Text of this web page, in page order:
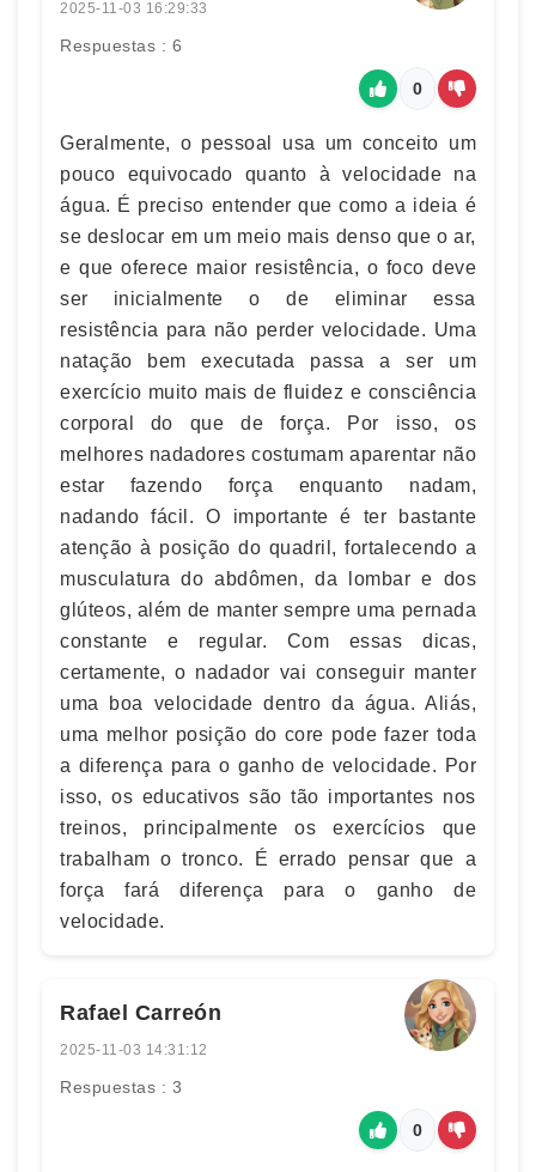
2025-11-03 16:29:33
Respuestas : 6
0
Geralmente, o pessoal usa um conceito um
pouco equivocado quanto à velocidade na
água. É preciso entender que como a ideia é
se deslocar em um meio mais denso que o ar,
e que oferece maior resistência, o foco deve
ser inicialmente o de eliminar essa
resistência para não perder velocidade. Uma
natação bem executada passa a ser um
exercício muito mais de fluidez e consciência
corporal do que de força. Por isso, os
melhores nadadores costumam aparentar não
estar fazendo força enquanto nadam,
nadando fácil. O importante é ter bastante
atenção à posição do quadril, fortalecendo a
musculatura do abdômen, da lombar e dos
glúteos, além de manter sempre uma pernada
constante e regular. Com essas dicas,
certamente, o nadador vai conseguir manter
uma boa velocidade dentro da água. Aliás,
uma melhor posição do core pode fazer toda
a diferença para o ganho de velocidade. Por
isso, os educativos são tão importantes nos
treinos, principalmente os exercícios que
trabalham o tronco. É errado pensar que a
força fará diferença para o ganho de
velocidade.
Rafael Carreón
2025-11-03 14:31:12
Respuestas : 3
0